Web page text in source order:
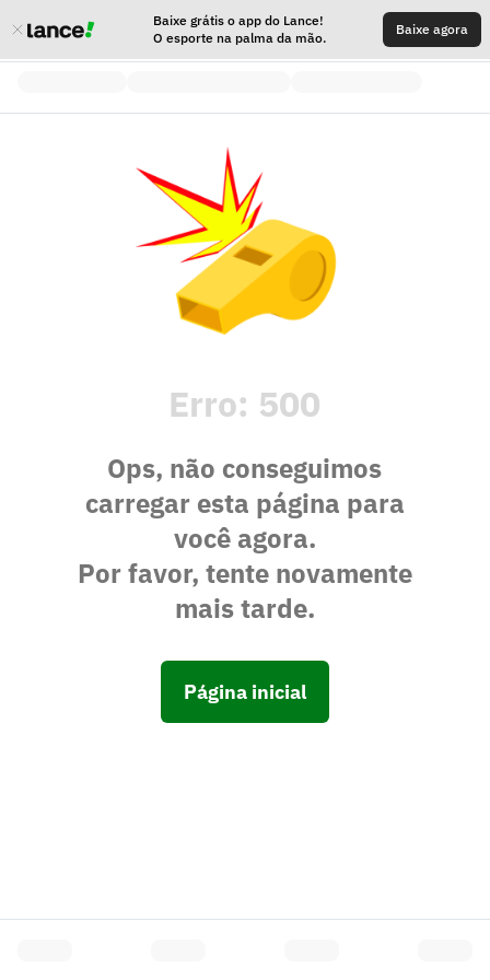
Baixe grátis o app do Lance!
O esporte na palma da mão.
Baixe agora
Erro: 500
Ops, não conseguimos
carregar esta página para
você agora.
Por favor, tente novamente
mais tarde.
Página inicial